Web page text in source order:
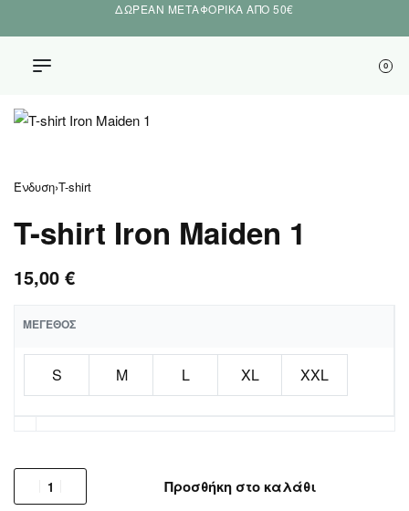
ΔΩΡΕΑΝ ΜΕΤΑΦΟΡΙΚΑ ΑΠΟ 50€
0
Ένδυση›T-shirt
T-shirt Iron Maiden 1
15,00 €
ΜΈΓΕΘΟΣ
S M L XL XXL
Προσθήκη στο καλάθι